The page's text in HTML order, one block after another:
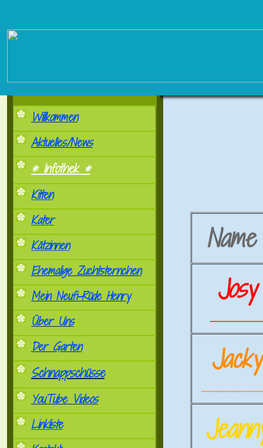
Willkommen
Aktuelles/News
* Infothek *
Kitten
Kater
Kätzinnen
Ehemalige Zuchtsternchen
Mein Neufi-Rüde Henry
Über Uns
Der Garten
Schnappschüsse
YouTube Videos
Linkliste
Josy
..............................................